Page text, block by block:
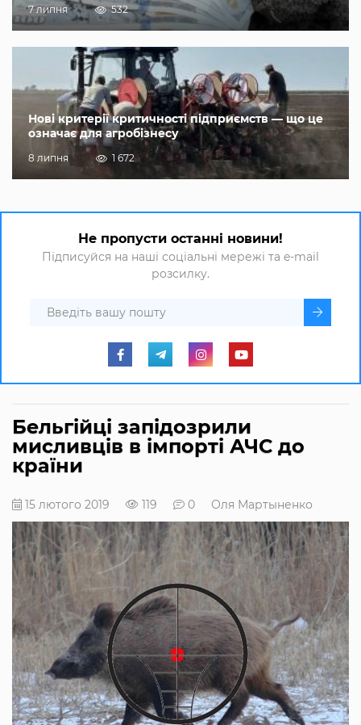
7 липня 532
Нові критерії критичності підприємств — що це
означає для агробізнесу
8 липня 1 672
Не пропусти останні новини!
Підписуйся на наші соціальні мережі та e-mail
розсилку.
Бельгійці запідозрили
мисливців в імпорті АЧС до
країни
15 лютого 2019 119 0 Оля Мартыненко